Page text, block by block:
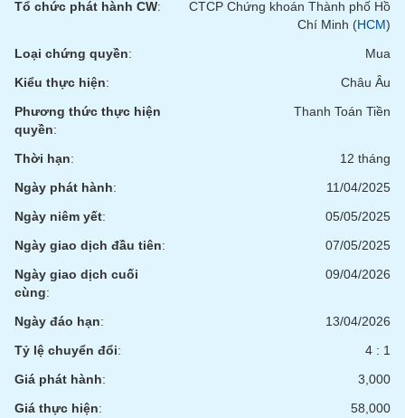
Tổ chức phát hành CW:
CTCP Chứng khoán Thành phố Hồ
Chí Minh (HCM)
Loại chứng quyền:
Mua
Kiểu thực hiện:
Châu Âu
Phương thức thực hiện
quyền:
Thanh Toán Tiền
Thời hạn:
12 tháng
Ngày phát hành:
11/04/2025
Ngày niêm yết:
05/05/2025
Ngày giao dịch đầu tiên:
07/05/2025
Ngày giao dịch cuối
cùng:
09/04/2026
Ngày đáo hạn:
13/04/2026
Tỷ lệ chuyển đổi:
4 : 1
Giá phát hành:
3,000
Giá thực hiện:
58,000
Chứng chỉ quỹ Chứng
Lãnh
(-)
Tin
tức
(-)
Bài
viết
tác
(-)
Báo